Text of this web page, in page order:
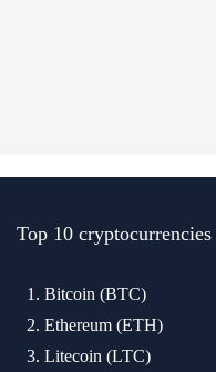
Top 10 cryptocurrencies
Bitcoin (BTC)
Ethereum (ETH)
Litecoin (LTC)